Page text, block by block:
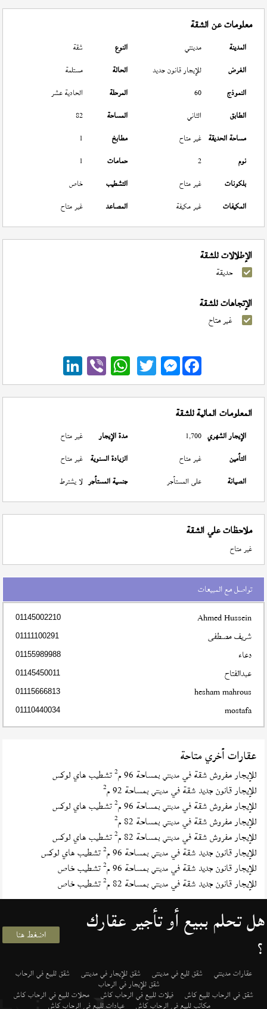
معلومات عن الشقة
المدينة مدينتي النوع
شقة
الغرض
للإيجار قانون جديد الحالة
مستلمة
النموذج
60 المرحلة
الحادية عشر
الطابق
الثاني المساحة
82
مساحة الحديقة غير متاح مطابخ
1
نوم
2 حمامات
1
بلكونات
غير متاح التشطيب
خاص
المكيفات
غير مكيفة المصاعد غير متاح
الإطلالات للشقة
حديقة
الإتجاهات للشقة
غير متاح
Messenger
المعلومات المالية للشقة
الإيجار الشهري 1,700 مدة الإيجار
غير متاح
التأمين
غير متاح الزيادة السنوية غير متاح
الصيانة
على المستأجر جنسية المستأجر لا يشترط
ملاحظات علي الشقة
غير متاح
تواصل مع المبيعات
Ahmed Hussein
01145002210
شريف مصطفى 01111100291
دعاء 01155989988
عبدالفتاح 01145450011
hesham mahrous
01115666813
mostafa
01110440034
عقارات أخري متاحة
للإيجار مفروش شقة فيمدينتي بمساحة 96 م 2تشطيب هاي لوكس
للإيجار قانون جديد شقة فيمدينتي بمساحة 92 م 2
للإيجار مفروش شقة فيمدينتي بمساحة 96 م 2تشطيب هاي لوكس
للإيجار مفروش شقة فيمدينتي بمساحة 82 م 2
للإيجار مفروش شقة فيمدينتي بمساحة 82 م 2تشطيب هاي لوكس
للإيجار قانون جديد شقة فيمدينتي بمساحة 96 م 2تشطيب هاي لوكس
للإيجار قانون جديد شقة فيمدينتي بمساحة 96 م 2تشطيب خاص
للإيجار قانون جديد شقة فيمدينتي بمساحة 82 م 2تشطيب خاص
هل تحلم ببيع أو تأجير عقارك
؟ اضغط هنا
عقارات مدينتي شقق لليع في مدينتى شقق للإيجار في مدينتى شقق للبيع في الرحاب
شقق للإيجار في الرحاب
شقق في الرحاب للبيع كاش فيلات للبيع في الرحاب كاش محلات للبيع في الرحاب كاش
مكاتب للبيع في الرحاب كاش عيادات للبيع في الرحاب كاش